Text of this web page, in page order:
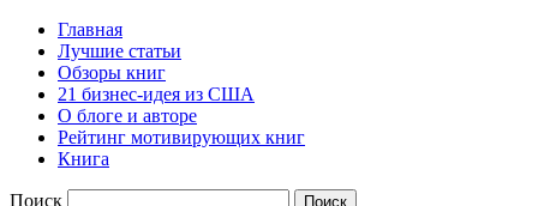
Главная
Лучшие статьи
Обзоры книг
21 бизнес-идея из США
О блоге и авторе
Рейтинг мотивирующих книг
Книга
Поиск